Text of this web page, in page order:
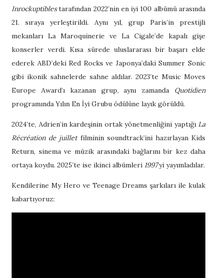
Inrockuptiblestarafından 2022’nin en iyi 100 albümü arasında
21. sıraya yerleştirildi. Aynı yıl, grup Paris’in prestijli
mekanları La Maroquinerie ve La Cigale’de kapalı gişe
konserler verdi. Kısa sürede uluslararası bir başarı elde
ederek ABD’deki Red Rocks ve Japonya’daki Summer Sonic
gibi ikonik sahnelerde sahne aldılar. 2023’te Music Moves
Europe Award’ı kazanan grup, aynı zamanda Quotidien
programında Yılın En İyi Grubu ödülüne layık görüldü.
2024’te, Adrien’in kardeşinin ortak yönetmenliğini yaptığı La
Récréation de juilletfilminin soundtrack’ini hazırlayan Kids
Return, sinema ve müzik arasındaki bağlarını bir kez daha
ortaya koydu. 2025’te ise ikinci albümleri 1997’yi yayımladılar.
Kendilerine My Hero ve Teenage Dreams şarkıları ile kulak
kabartıyoruz: